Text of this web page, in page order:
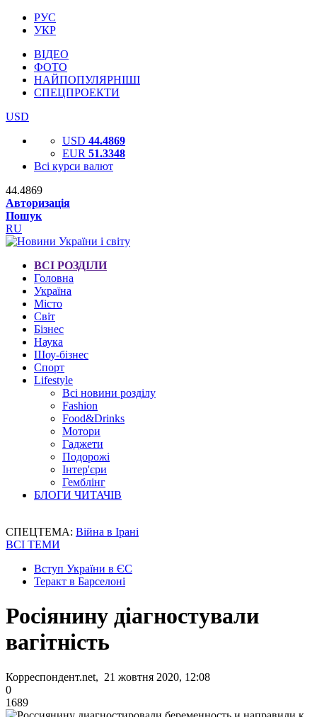
РУС
УКР
ВІДЕО
ФОТО
НАЙПОПУЛЯРНІШІ
СПЕЦПРОЕКТИ
USD
USD 44.4869
EUR 51.3348
Всі курси валют
44.4869
Авторизація
Пошук
RU
ВСІ РОЗДІЛИ
Головна
Україна
Місто
Світ
Бізнес
Наука
Шоу-бізнес
Спорт
Lifestyle
Всі новини розділу
Fashion
Food&Drinks
Мотори
Гаджети
Подорожі
Інтер'єри
Гемблінг
БЛОГИ ЧИТАЧІВ
СПЕЦТЕМА: Війна в Ірані
ВСІ ТЕМИ
Вступ України в ЄС
Теракт в Барселоні
Росіянину діагностували
вагітність
Корреспондент.net, 21 жовтня 2020, 12:08
0
1689